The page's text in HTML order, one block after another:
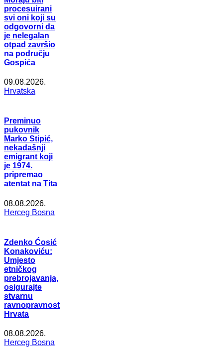
procesuirani
svi oni koji su
odgovorni da
je nelegalan
otpad završio
na području
Gospića
09.08.2026.
Hrvatska
Preminuo
pukovnik
Marko Stipić,
nekadašnji
emigrant koji
je 1974.
pripremao
atentat na Tita
08.08.2026.
Herceg Bosna
Zdenko Ćosić
Konakoviću:
Umjesto
etničkog
prebrojavanja,
osigurajte
stvarnu
ravnopravnost
Hrvata
08.08.2026.
Herceg Bosna